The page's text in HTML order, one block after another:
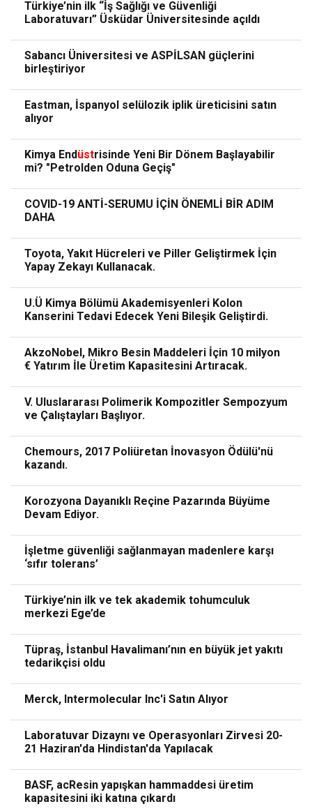
Türkiye’nin ilk “İş Sağlığı ve Güvenliği
Laboratuvarı” Üsküdar Üniversitesinde açıldı
Sabancı Üniversitesi ve ASPİLSAN güçlerini
birleştiriyor
Eastman, İspanyol selülozik iplik üreticisini satın
alıyor
Kimya Endüstrisinde Yeni Bir Dönem Başlayabilir
mi? "Petrolden Oduna Geçiş"
COVID-19 ANTİ-SERUMU İÇİN ÖNEMLİ BİR ADIM
DAHA
Toyota, Yakıt Hücreleri ve Piller Geliştirmek İçin
Yapay Zekayı Kullanacak.
U.Ü Kimya Bölümü Akademisyenleri Kolon
Kanserini Tedavi Edecek Yeni Bileşik Geliştirdi.
AkzoNobel, Mikro Besin Maddeleri İçin 10 milyon
€ Yatırım İle Üretim Kapasitesini Artıracak.
V. Uluslararası Polimerik Kompozitler Sempozyum
ve Çalıştayları Başlıyor.
Chemours, 2017 Poliüretan İnovasyon Ödülü'nü
kazandı.
Korozyona Dayanıklı Reçine Pazarında Büyüme
Devam Ediyor.
İşletme güvenliği sağlanmayan madenlere karşı
‘sıfır tolerans’
Türkiye’nin ilk ve tek akademik tohumculuk
merkezi Ege’de
Tüpraş, İstanbul Havalimanı’nın en büyük jet yakıtı
tedarikçisi oldu
Merck, Intermolecular Inc'i Satın Alıyor
Laboratuvar Dizaynı ve Operasyonları Zirvesi 20-
21 Haziran'da Hindistan'da Yapılacak
BASF, acResin yapışkan hammaddesi üretim
kapasitesini iki katına çıkardı